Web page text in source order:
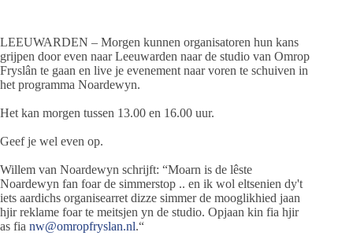
LEEUWARDEN – Morgen kunnen organisatoren hun kans
grijpen door even naar Leeuwarden naar de studio van Omrop
Fryslân te gaan en live je evenement naar voren te schuiven in
het programma Noardewyn.
Het kan morgen tussen 13.00 en 16.00 uur.
Geef je wel even op.
Willem van Noardewyn schrijft: “Moarn is de lêste
Noardewyn fan foar de simmerstop .. en ik wol eltsenien dy't
iets aardichs organisearret dizze simmer de mooglikhied jaan
hjir reklame foar te meitsjen yn de studio. Opjaan kin fia hjir
as fia nw@omropfryslan.nl.“